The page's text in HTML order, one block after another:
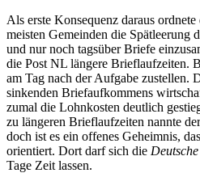
Als erste Konsequenz daraus
meisten Gemeinden die Spätleerung
und nur noch tagsüber Briefe
die Post NL längere Brieflaufzeiten.
am Tag nach der Aufgabe zustellen.
sinkenden Briefaufkommens
zumal die Lohnkosten deutlich
zu längeren Brieflaufzeiten nannte
doch ist es ein offenes Geheimnis,
orientiert. Dort darf sich die
Tage Zeit lassen.